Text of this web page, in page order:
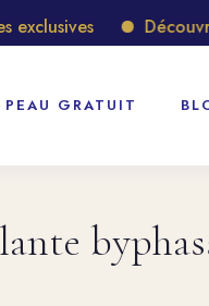
GRATUIT